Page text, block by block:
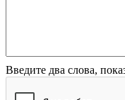
Введите два слова,